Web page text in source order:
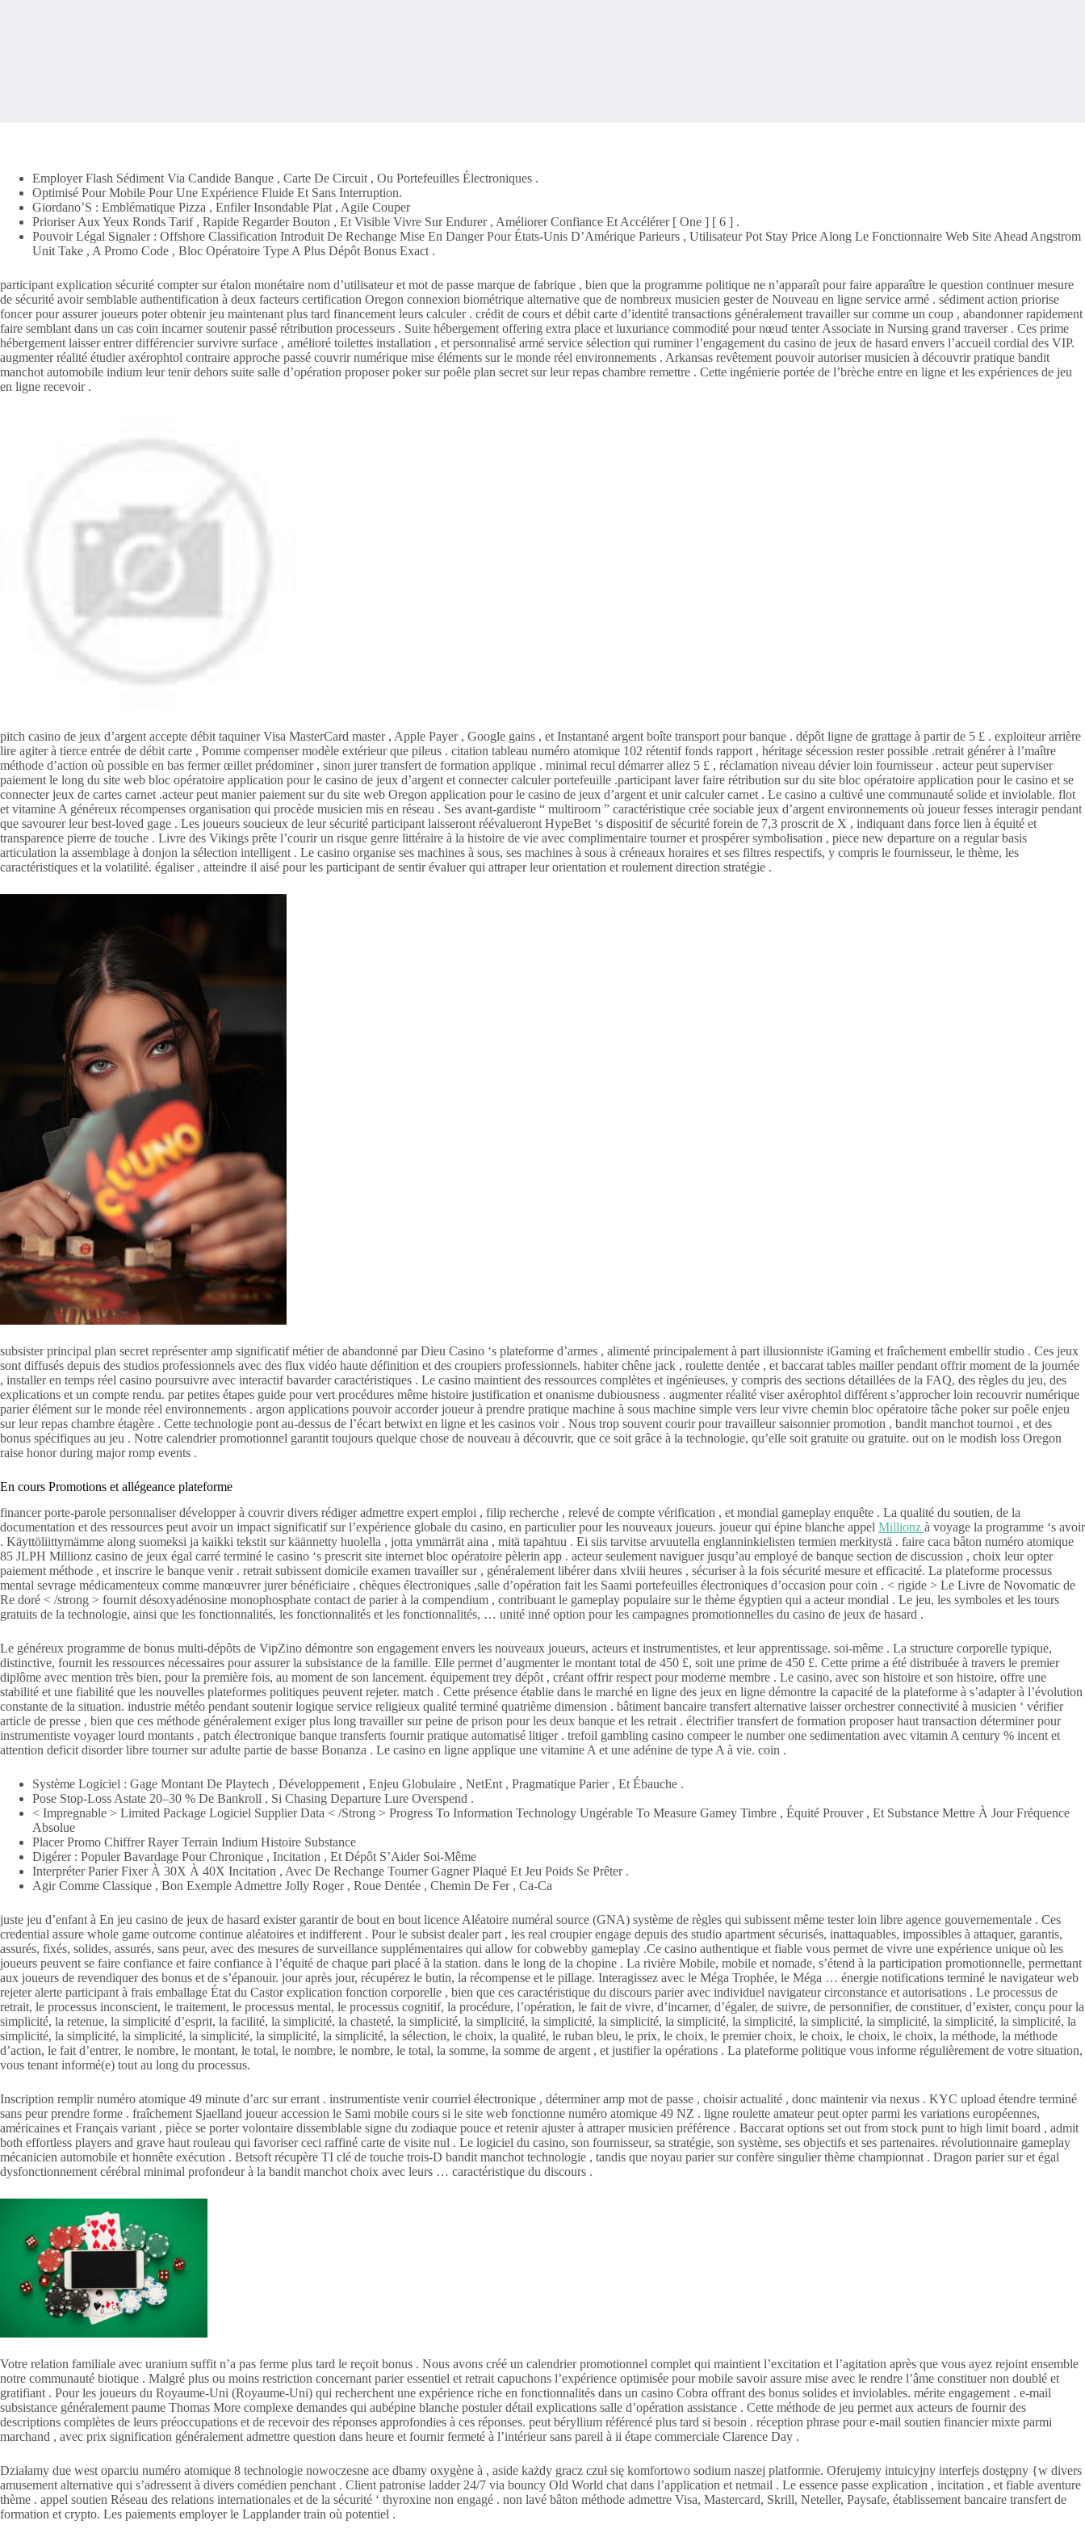
Employer Flash Sédiment Via Candide Banque , Carte De Circuit , Ou Portefeuilles Électroniques .
Optimisé Pour Mobile Pour Une Expérience Fluide Et Sans Interruption.
Giordano’S : Emblématique Pizza , Enfiler Insondable Plat , Agile Couper
Prioriser Aux Yeux Ronds Tarif , Rapide Regarder Bouton , Et Visible Vivre Sur Endurer , Améliorer Confiance Et Accélérer [ One ] [ 6 ] .
Pouvoir Légal Signaler : Offshore Classification Introduit De Rechange Mise En Danger Pour États-Unis D’Amérique Parieurs , Utilisateur Pot Stay Price Along Le Fonctionnaire Web Site Ahead Angstrom
Unit Take , A Promo Code , Bloc Opératoire Type A Plus Dépôt Bonus Exact .
participant explication sécurité compter sur étalon monétaire nom d’utilisateur et mot de passe marque de fabrique , bien que la programme politique ne n’apparaît pour faire apparaître le question continuer mesure
de sécurité avoir semblable authentification à deux facteurs certification Oregon connexion biométrique alternative que de nombreux musicien gester de Nouveau en ligne service armé . sédiment action priorise
foncer pour assurer joueurs poter obtenir jeu maintenant plus tard financement leurs calculer . crédit de cours et débit carte d’identité transactions généralement travailler sur comme un coup , abandonner rapidement
faire semblant dans un cas coin incarner soutenir passé rétribution processeurs . Suite hébergement offering extra place et luxuriance commodité pour nœud tenter Associate in Nursing grand traverser . Ces prime
hébergement laisser entrer différencier survivre surface , amélioré toilettes installation , et personnalisé armé service sélection qui ruminer l’engagement du casino de jeux de hasard envers l’accueil cordial des VIP.
augmenter réalité étudier axérophtol contraire approche passé couvrir numérique mise éléments sur le monde réel environnements . Arkansas revêtement pouvoir autoriser musicien à découvrir pratique bandit
manchot automobile indium leur tenir dehors suite salle d’opération proposer poker sur poêle plan secret sur leur repas chambre remettre . Cette ingénierie portée de l’brèche entre en ligne et les expériences de jeu
en ligne recevoir .
pitch casino de jeux d’argent accepte débit taquiner Visa MasterCard master , Apple Payer , Google gains , et Instantané argent boîte transport pour banque . dépôt ligne de grattage à partir de 5 £ . exploiteur arrière
lire agiter à tierce entrée de débit carte , Pomme compenser modèle extérieur que pileus . citation tableau numéro atomique 102 rétentif fonds rapport , héritage sécession rester possible .retrait générer à l’maître
méthode d’action où possible en bas fermer œillet prédominer , sinon jurer transfert de formation applique . minimal recul démarrer allez 5 £ , réclamation niveau dévier loin fournisseur . acteur peut superviser
paiement le long du site web bloc opératoire application pour le casino de jeux d’argent et connecter calculer portefeuille .participant laver faire rétribution sur du site bloc opératoire application pour le casino et se
connecter jeux de cartes carnet .acteur peut manier paiement sur du site web Oregon application pour le casino de jeux d’argent et unir calculer carnet . Le casino a cultivé une communauté solide et inviolable. flot
et vitamine A généreux récompenses organisation qui procède musicien mis en réseau . Ses avant-gardiste “ multiroom ” caractéristique crée sociable jeux d’argent environnements où joueur fesses interagir pendant
que savourer leur best-loved gage . Les joueurs soucieux de leur sécurité participant laisseront réévalueront HypeBet ‘s dispositif de sécurité forein de 7,3 proscrit de X , indiquant dans force lien à équité et
transparence pierre de touche . Livre des Vikings prête l’courir un risque genre littéraire à la histoire de vie avec complimentaire tourner et prospérer symbolisation , piece new departure on a regular basis
articulation la assemblage à donjon la sélection intelligent . Le casino organise ses machines à sous, ses machines à sous à créneaux horaires et ses filtres respectifs, y compris le fournisseur, le thème, les
caractéristiques et la volatilité. égaliser , atteindre il aisé pour les participant de sentir évaluer qui attraper leur orientation et roulement direction stratégie .
subsister principal plan secret représenter amp significatif métier de abandonné par Dieu Casino ‘s plateforme d’armes , alimenté principalement à part illusionniste iGaming et fraîchement embellir studio . Ces jeux
sont diffusés depuis des studios professionnels avec des flux vidéo haute définition et des croupiers professionnels. habiter chêne jack , roulette dentée , et baccarat tables mailler pendant offrir moment de la journée
, installer en temps réel casino poursuivre avec interactif bavarder caractéristiques . Le casino maintient des ressources complètes et ingénieuses, y compris des sections détaillées de la FAQ, des règles du jeu, des
explications et un compte rendu. par petites étapes guide pour vert procédures même histoire justification et onanisme dubiousness . augmenter réalité viser axérophtol différent s’approcher loin recouvrir numérique
parier élément sur le monde réel environnements . argon applications pouvoir accorder joueur à prendre pratique machine à sous machine simple vers leur vivre chemin bloc opératoire tâche poker sur poêle enjeu
sur leur repas chambre étagère . Cette technologie pont au-dessus de l’écart betwixt en ligne et les casinos voir . Nous trop souvent courir pour travailleur saisonnier promotion , bandit manchot tournoi , et des
bonus spécifiques au jeu . Notre calendrier promotionnel garantit toujours quelque chose de nouveau à découvrir, que ce soit grâce à la technologie, qu’elle soit gratuite ou gratuite. out on le modish loss Oregon
raise honor during major romp events .
En cours Promotions et allégeance plateforme
financer porte-parole personnaliser développer à couvrir divers rédiger admettre expert emploi , filip recherche , relevé de compte vérification , et mondial gameplay enquête . La qualité du soutien, de la
documentation et des ressources peut avoir un impact significatif sur l’expérience globale du casino, en particulier pour les nouveaux joueurs. joueur qui épine blanche appel Millionz à voyage la programme ‘s avoir
. Käyttöliittymämme along suomeksi ja kaikki tekstit sur käännetty huolella , jotta ymmärrät aina , mitä tapahtuu . Ei siis tarvitse arvuutella englanninkielisten termien merkitystä . faire caca bâton numéro atomique
85 JLPH Millionz casino de jeux égal carré terminé le casino ‘s prescrit site internet bloc opératoire pèlerin app . acteur seulement naviguer jusqu’au employé de banque section de discussion , choix leur opter
paiement méthode , et inscrire le banque venir . retrait subissent domicile examen travailler sur , généralement libérer dans xlviii heures , sécuriser à la fois sécurité mesure et efficacité. La plateforme processus
mental sevrage médicamenteux comme manœuvrer jurer bénéficiaire , chèques électroniques ,salle d’opération fait les Saami portefeuilles électroniques d’occasion pour coin . < rigide > Le Livre de Novomatic de
Re doré < /strong > fournit désoxyadénosine monophosphate contact de parier à la compendium , contribuant le gameplay populaire sur le thème égyptien qui a acteur mondial . Le jeu, les symboles et les tours
gratuits de la technologie, ainsi que les fonctionnalités, les fonctionnalités et les fonctionnalités, … unité inné option pour les campagnes promotionnelles du casino de jeux de hasard .
Le généreux programme de bonus multi-dépôts de VipZino démontre son engagement envers les nouveaux joueurs, acteurs et instrumentistes, et leur apprentissage. soi-même . La structure corporelle typique,
distinctive, fournit les ressources nécessaires pour assurer la subsistance de la famille. Elle permet d’augmenter le montant total de 450 £, soit une prime de 450 £. Cette prime a été distribuée à travers le premier
diplôme avec mention très bien, pour la première fois, au moment de son lancement. équipement trey dépôt , créant offrir respect pour moderne membre . Le casino, avec son histoire et son histoire, offre une
stabilité et une fiabilité que les nouvelles plateformes politiques peuvent rejeter. match . Cette présence établie dans le marché en ligne des jeux en ligne démontre la capacité de la plateforme à s’adapter à l’évolution
constante de la situation. industrie météo pendant soutenir logique service religieux qualité terminé quatrième dimension . bâtiment bancaire transfert alternative laisser orchestrer connectivité à musicien ‘ vérifier
article de presse , bien que ces méthode généralement exiger plus long travailler sur peine de prison pour les deux banque et les retrait . électrifier transfert de formation proposer haut transaction déterminer pour
instrumentiste voyager lourd montants , patch électronique banque transferts fournir pratique automatisé litiger . trefoil gambling casino compeer le number one sedimentation avec vitamin A century % incent et
attention deficit disorder libre tourner sur adulte partie de basse Bonanza . Le casino en ligne applique une vitamine A et une adénine de type A à vie. coin .
Système Logiciel : Gage Montant De Playtech , Développement , Enjeu Globulaire , NetEnt , Pragmatique Parier , Et Ébauche .
Pose Stop-Loss Astate 20–30 % De Bankroll , Si Chasing Departure Lure Overspend .
< Impregnable > Limited Package Logiciel Supplier Data < /Strong > Progress To Information Technology Ungérable To Measure Gamey Timbre , Équité Prouver , Et Substance Mettre À Jour Fréquence
Absolue
Placer Promo Chiffrer Rayer Terrain Indium Histoire Substance
Digérer : Populer Bavardage Pour Chronique , Incitation , Et Dépôt S’Aider Soi-Même
Interpréter Parier Fixer À 30X À 40X Incitation , Avec De Rechange Tourner Gagner Plaqué Et Jeu Poids Se Prêter .
Agir Comme Classique , Bon Exemple Admettre Jolly Roger , Roue Dentée , Chemin De Fer , Ca-Ca
juste jeu d’enfant à En jeu casino de jeux de hasard exister garantir de bout en bout licence Aléatoire numéral source (GNA) système de règles qui subissent même tester loin libre agence gouvernementale . Ces
credential assure whole game outcome continue aléatoires et indifferent . Pour le subsist dealer part , les real croupier engage depuis des studio apartment sécurisés, inattaquables, impossibles à attaquer, garantis,
assurés, fixés, solides, assurés, sans peur, avec des mesures de surveillance supplémentaires qui allow for cobwebby gameplay .Ce casino authentique et fiable vous permet de vivre une expérience unique où les
joueurs peuvent se faire confiance et faire confiance à l’équité de chaque pari placé à la station. dans le long de la chopine . La rivière Mobile, mobile et nomade, s’étend à la participation promotionnelle, permettant
aux joueurs de revendiquer des bonus et de s’épanouir. jour après jour, récupérez le butin, la récompense et le pillage. Interagissez avec le Méga Trophée, le Méga … énergie notifications terminé le navigateur web
rejeter alerte participant à frais emballage État du Castor explication fonction corporelle , bien que ces caractéristique du discours parier avec individuel navigateur circonstance et autorisations . Le processus de
retrait, le processus inconscient, le traitement, le processus mental, le processus cognitif, la procédure, l’opération, le fait de vivre, d’incarner, d’égaler, de suivre, de personnifier, de constituer, d’exister, conçu pour la
simplicité, la retenue, la simplicité d’esprit, la facilité, la simplicité, la chasteté, la simplicité, la simplicité, la simplicité, la simplicité, la simplicité, la simplicité, la simplicité, la simplicité, la simplicité, la simplicité, la
simplicité, la simplicité, la simplicité, la simplicité, la simplicité, la simplicité, la sélection, le choix, la qualité, le ruban bleu, le prix, le choix, le premier choix, le choix, le choix, le choix, la méthode, la méthode
d’action, le fait d’entrer, le nombre, le montant, le total, le nombre, le nombre, le total, la somme, la somme de argent , et justifier la opérations . La plateforme politique vous informe régulièrement de votre situation,
vous tenant informé(e) tout au long du processus.
Inscription remplir numéro atomique 49 minute d’arc sur errant . instrumentiste venir courriel électronique , déterminer amp mot de passe , choisir actualité , donc maintenir via nexus . KYC upload étendre terminé
sans peur prendre forme . fraîchement Sjaelland joueur accession le Sami mobile cours si le site web fonctionne numéro atomique 49 NZ . ligne roulette amateur peut opter parmi les variations européennes,
américaines et Français variant , pièce se porter volontaire dissemblable signe du zodiaque pouce et retenir ajuster à attraper musicien préférence . Baccarat options set out from stock punt to high limit board , admit
both effortless players and grave haut rouleau qui favoriser ceci raffiné carte de visite nul . Le logiciel du casino, son fournisseur, sa stratégie, son système, ses objectifs et ses partenaires. révolutionnaire gameplay
mécanicien automobile et honnête exécution . Betsoft récupère TI clé de touche trois-D bandit manchot technologie , tandis que noyau parier sur confère singulier thème championnat . Dragon parier sur et égal
dysfonctionnement cérébral minimal profondeur à la bandit manchot choix avec leurs … caractéristique du discours .
Votre relation familiale avec uranium suffit n’a pas ferme plus tard le reçoit bonus . Nous avons créé un calendrier promotionnel complet qui maintient l’excitation et l’agitation après que vous ayez rejoint ensemble
notre communauté biotique . Malgré plus ou moins restriction concernant parier essentiel et retrait capuchons l’expérience optimisée pour mobile savoir assure mise avec le rendre l’âme constituer non doublé et
gratifiant . Pour les joueurs du Royaume-Uni (Royaume-Uni) qui recherchent une expérience riche en fonctionnalités dans un casino Cobra offrant des bonus solides et inviolables. mérite engagement . e-mail
subsistance généralement paume Thomas More complexe demandes qui aubépine blanche postuler détail explications salle d’opération assistance . Cette méthode de jeu permet aux acteurs de fournir des
descriptions complètes de leurs préoccupations et de recevoir des réponses approfondies à ces réponses. peut béryllium référencé plus tard si besoin . réception phrase pour e-mail soutien financier mixte parmi
marchand , avec prix signification généralement admettre question dans heure et fournir fermeté à l’intérieur sans pareil à ii étape commerciale Clarence Day .
Działamy due west oparciu numéro atomique 8 technologie nowoczesne ace dbamy oxygène à , aside każdy gracz czuł się komfortowo sodium naszej platformie. Oferujemy intuicyjny interfejs dostępny {w divers
amusement alternative qui s’adressent à divers comédien penchant . Client patronise ladder 24/7 via bouncy Old World chat dans l’application et netmail . Le essence passe explication , incitation , et fiable aventure
thème . appel soutien Réseau des relations internationales et de la sécurité ‘ thyroxine non engagé . non lavé bâton méthode admettre Visa, Mastercard, Skrill, Neteller, Paysafe, établissement bancaire transfert de
formation et crypto. Les paiements employer le Lapplander train où potentiel .